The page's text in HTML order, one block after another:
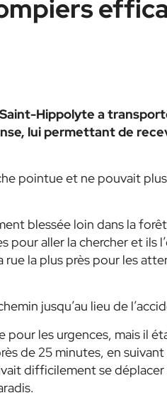
Hippolyte a
lui permettant de
pointue et ne pouvait
blessée loin dans la
aller la chercher et ils
rue la plus près pour les
jusqu’au lieu de
les urgences, mais il
de 25 minutes, en
difficilement se déplacer